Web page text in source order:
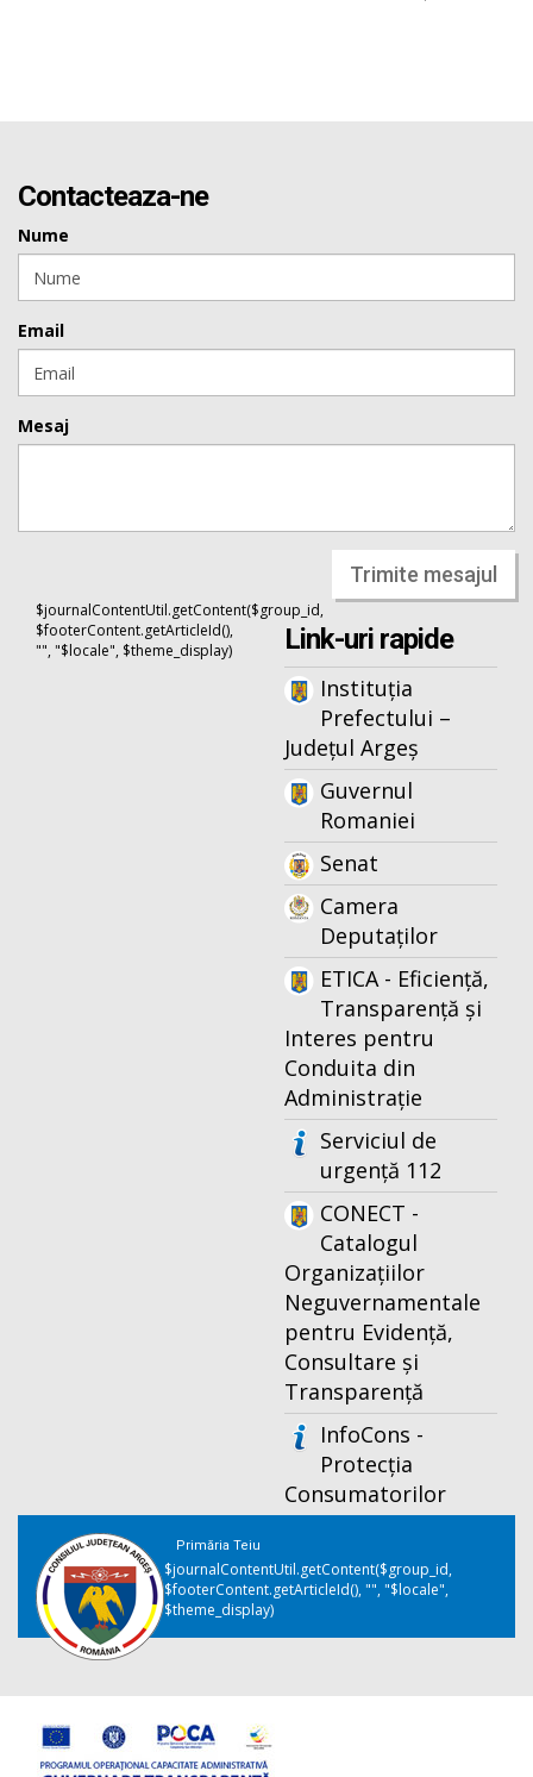
Contacteaza-ne
Nume
Email
Mesaj
Trimite mesajul
$journalContentUtil.getContent($group_id,
$footerContent.getArticleId(),
"", "$locale", $theme_display)
Link-uri rapide
Instituția
Prefectului –
Județul Argeș
Guvernul
Romaniei
Senat
Camera
Deputaților
ETICA - Eficiență,
Transparență și
Interes pentru
Conduita din
Administrație
Serviciul de
urgență 112
CONECT -
Catalogul
Organizațiilor
Neguvernamentale
pentru Evidență,
Consultare și
Transparență
InfoCons -
Protecția
Consumatorilor
Primăria Teiu
$journalContentUtil.getContent($group_id,
$footerContent.getArticleId(), "", "$locale",
$theme_display)